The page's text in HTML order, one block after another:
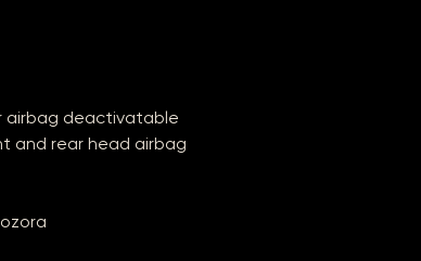
airbag deactivatable
and rear head airbag